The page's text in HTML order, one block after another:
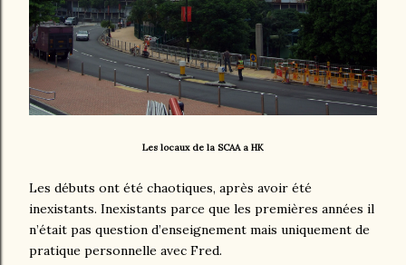
Les locaux de la SCAA a HK
Les débuts ont été chaotiques, après avoir été
inexistants. Inexistants parce que les premières années il
n’était pas question d’enseignement mais uniquement de
pratique personnelle avec Fred.